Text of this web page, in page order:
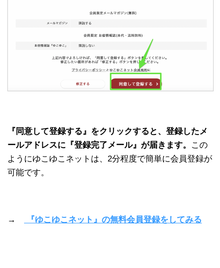
『同意して登録する』をクリックすると、登録したメ
ールアドレスに『登録完了メール』が届きます。
この
ようにゆこゆこネットは、2分程度で簡単に会員登録が
可能です。
→ 『ゆこゆこネット』の無料会員登録をしてみる